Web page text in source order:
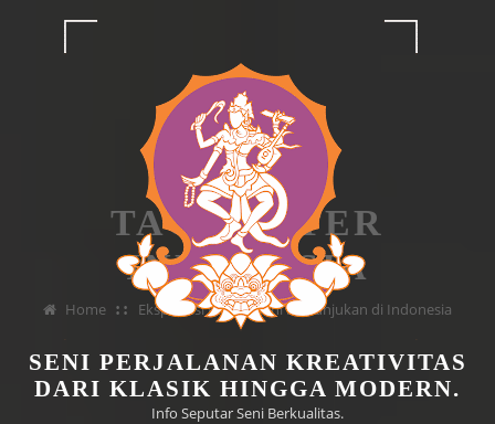
SENI PERJALANAN KREATIVITAS
DARI KLASIK HINGGA MODERN.
Info Seputar Seni Berkualitas.
TAG TEATER
INDONESIA
Home Eksplorasi Drama Seni Pertunjukan di Indonesia